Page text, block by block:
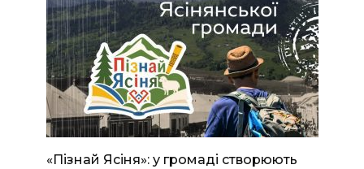
«Пізнай Ясіня»: у громаді створюють